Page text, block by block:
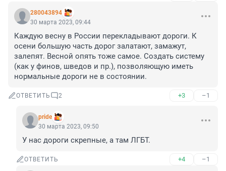
280043894
30 марта 2023, 09:44
Каждую весну в России перекладывают дороги. К
осени большую часть дорог залатают, замажут,
залепят. Весной опять тоже самое. Создать систему
(как у финов, шведов и пр.), позволяющую иметь
нормальные дороги не в состоянии.
ОТВЕТИТЬ 2 +3 –1
pride
30 марта 2023, 09:50
У нас дороги скрепные, а там ЛГБТ.
ОТВЕТИТЬ +4 –1